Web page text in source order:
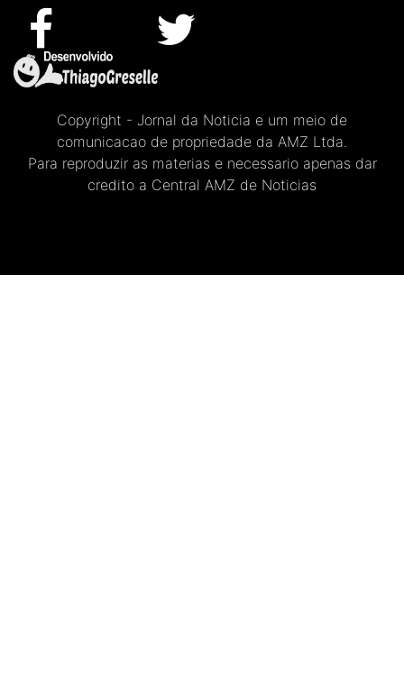
Copyright - Jornal da Noticia e um meio de
comunicacao de propriedade da AMZ Ltda.
Para reproduzir as materias e necessario apenas dar
credito a Central AMZ de Noticias